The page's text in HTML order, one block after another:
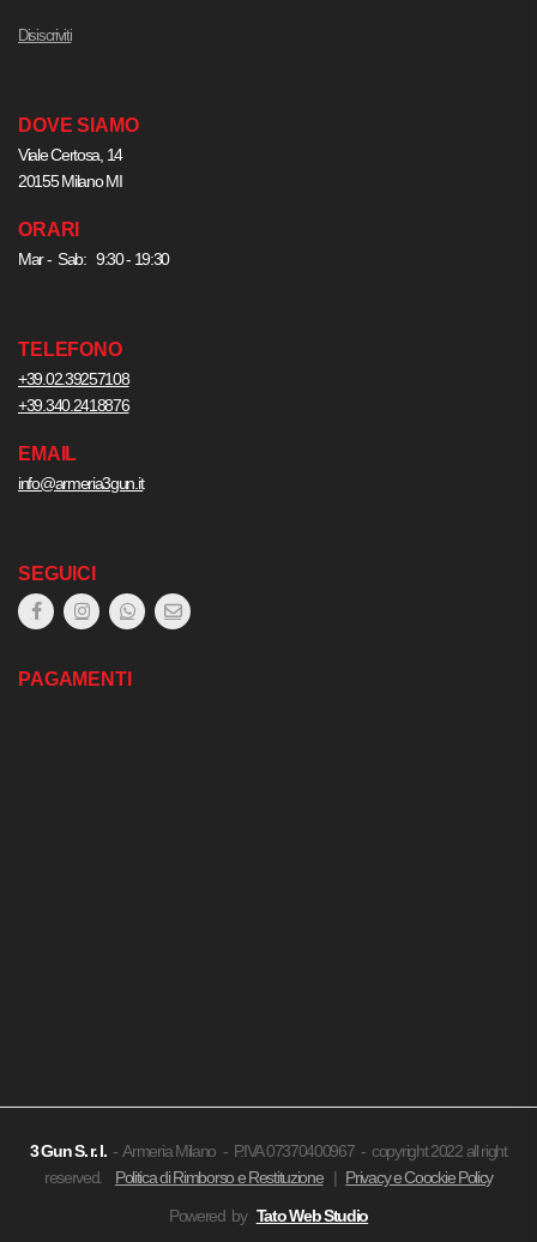
Disiscriviti
DOVE SIAMO
Viale Certosa, 14
20155 Milano MI
ORARI
Mar - Sab: 9:30 - 19:30
TELEFONO
+39.02.39257108
+39.340.2418876
EMAIL
info@armeria3gun.it
SEGUICI
PAGAMENTI
3 GunS. r. l. - Armeria Milano - P.IVA 07370400967 - copyright 2022 all right
reserved. Politica di Rimborso e Restituzione| Privacy e Coockie Policy
Powered by Tato Web Studio